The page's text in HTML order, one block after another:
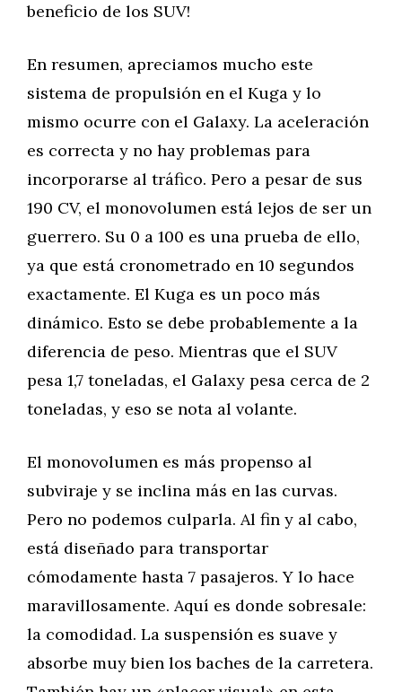
beneficio de los SUV!
En resumen, apreciamos mucho este
sistema de propulsión en el Kuga y lo
mismo ocurre con el Galaxy. La aceleración
es correcta y no hay problemas para
incorporarse al tráfico. Pero a pesar de sus
190 CV, el monovolumen está lejos de ser un
guerrero. Su 0 a 100 es una prueba de ello,
ya que está cronometrado en 10 segundos
exactamente. El Kuga es un poco más
dinámico. Esto se debe probablemente a la
diferencia de peso. Mientras que el SUV
pesa 1,7 toneladas, el Galaxy pesa cerca de 2
toneladas, y eso se nota al volante.
El monovolumen es más propenso al
subviraje y se inclina más en las curvas.
Pero no podemos culparla. Al fin y al cabo,
está diseñado para transportar
cómodamente hasta 7 pasajeros. Y lo hace
maravillosamente. Aquí es donde sobresale:
la comodidad. La suspensión es suave y
absorbe muy bien los baches de la carretera.